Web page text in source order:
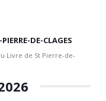
DE-CLAGES
Livre de St Pierre-de-